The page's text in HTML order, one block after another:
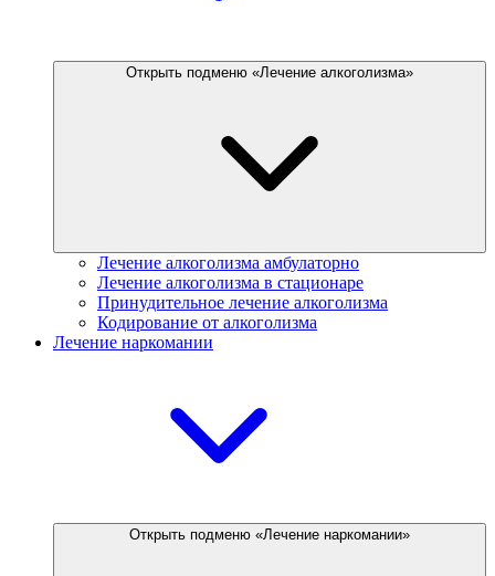
Открыть подменю «Лечение алкоголизма»
Лечение алкоголизма амбулаторно
Лечение алкоголизма в стационаре
Принудительное лечение алкоголизма
Кодирование от алкоголизма
Лечение наркомании
Открыть подменю «Лечение наркомании»